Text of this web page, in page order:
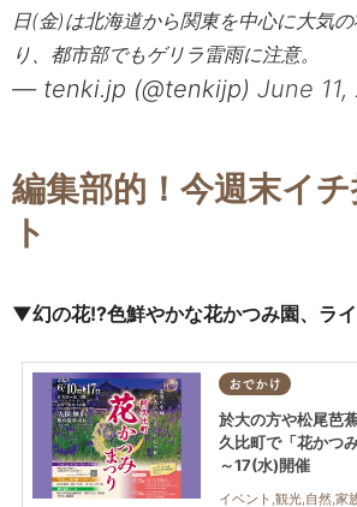
日(金)は北海道から関東を中心に大気
り、都市部でもゲリラ雷雨に注意。
— tenki.jp (@tenkijp) June
編集部的！今週末イ
ト
▼幻の花!?色鮮やかな花かつみ園、ラ
おでかけ
於大の方や松尾芭
久比町で「花かつ
～17(水)開催